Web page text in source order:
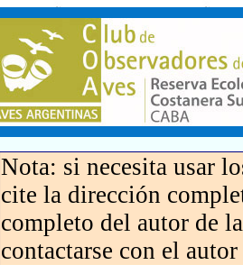
Nota: si necesita usar
cite la dirección
completo del autor de
contactarse con el